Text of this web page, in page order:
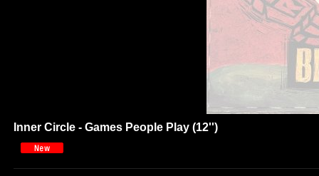
Inner Circle - Games People Play (12'')